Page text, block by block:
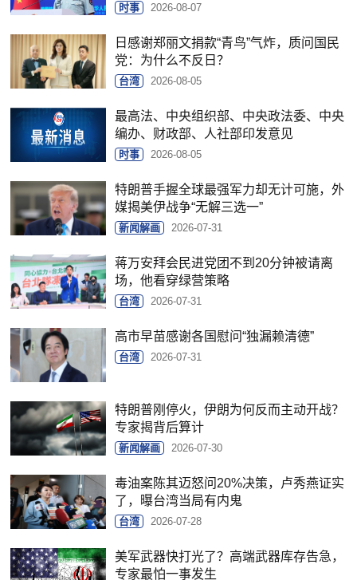
时事 2026-08-07
日感谢郑丽文捐款“青鸟”气炸，质问国民
党：为什么不反日？
台湾 2026-08-05
最高法、中央组织部、中央政法委、中央
编办、财政部、人社部印发意见
时事 2026-08-05
特朗普手握全球最强军力却无计可施，外
媒揭美伊战争“无解三选一”
新闻解画 2026-07-31
蒋万安拜会民进党团不到20分钟被请离
场，他看穿绿营策略
台湾 2026-07-31
高市早苗感谢各国慰问“独漏赖清德”
台湾 2026-07-31
特朗普刚停火，伊朗为何反而主动开战？
专家揭背后算计
新闻解画 2026-07-30
毒油案陈其迈怒问20%决策，卢秀燕证实
了，曝台湾当局有内鬼
台湾 2026-07-28
美军武器快打光了？高端武器库存告急，
专家最怕一事发生